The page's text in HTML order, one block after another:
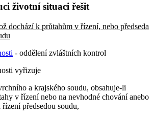
životní situaci řešit
dochází k průtahům v řízení, nebo předseda
- oddělení zvláštních kontrol
vyřizuje
a krajského soudu, obsahuje-li
v řízení nebo na nevhodné chování anebo
předsedou soudu,